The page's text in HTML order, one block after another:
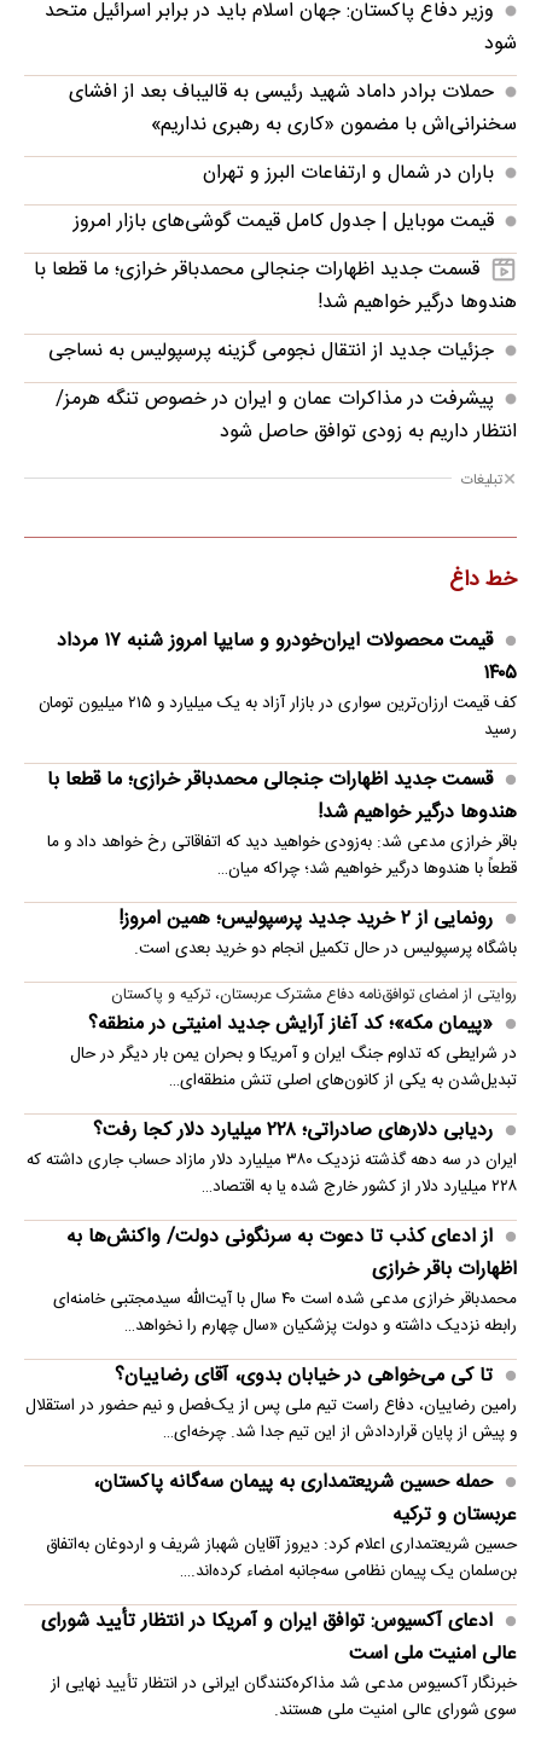
وزیر دفاع پاکستان: جهان اسلام باید در برابر اسرائیل متحد
شود
حملات برادر داماد شهید رئیسی به قالیباف بعد از افشای
سخنرانی‌اش با مضمون «کاری به رهبری نداریم»
باران در شمال و ارتفاعات البرز و تهران
قیمت موبایل‌ | جدول کامل قیمت گوشی‌های بازار امروز
قسمت جدید اظهارات جنجالی محمدباقر خرازی؛ ما قطعا با
هندوها درگیر خواهیم شد!
جزئیات جدید از انتقال نجومی گزینه پرسپولیس به نساجی
پیشرفت در مذاکرات عمان و ایران در خصوص تنگه هرمز/
انتظار داریم به زودی توافق حاصل شود
تبلیغات
خط داغ
قیمت محصولات ایران‌خودرو و سایپا امروز شنبه ۱۷ مرداد
۱۴۰۵
کف قیمت ارزان‌ترین سواری در بازار آزاد به یک میلیارد و ۲۱۵ میلیون تومان
رسید
قسمت جدید اظهارات جنجالی محمدباقر خرازی؛ ما قطعا با
هندوها درگیر خواهیم شد!
باقر خرازی مدعی شد: به‌زودی خواهید دید که اتفاقاتی رخ خواهد داد و ما
قطعاً با هندوها درگیر خواهیم شد؛ چراکه میان…
رونمایی از ۲ خرید جدید پرسپولیس؛ همین امروز!
باشگاه پرسپولیس در حال تکمیل انجام دو خرید بعدی است.
روایتی از امضای توافق‌نامه دفاع مشترک عربستان، ترکیه و پاکستان
«پیمان مکه»؛ کد آغاز آرایش جدید امنیتی در منطقه؟
در شرایطی که تداوم جنگ ایران و آمریکا و بحران یمن بار دیگر در حال
تبدیل‌شدن به یکی از کانون‌های اصلی تنش منطقه‌ای…
ردیابی دلارهای صادراتی؛ ۲۲۸ میلیارد دلار کجا رفت؟
ایران در سه دهه گذشته نزدیک ۳۸۰ میلیارد دلار مازاد حساب جاری داشته که
۲۲۸ میلیارد دلار از کشور خارج شده یا به اقتصاد…
از ادعای کذب تا دعوت به سرنگونی دولت/ واکنش‌ها به
اظهارات باقر خرازی‌
محمدباقر خرازی مدعی شده است ۴۰ سال با آیت‌الله سیدمجتبی خامنه‌ای
رابطه نزدیک داشته و دولت پزشکیان «سال چهارم را نخواهد…
تا کی می‌خواهی در خیابان بدوی، آقای رضاییان؟
رامین رضاییان، دفاع راست تیم ملی پس از یک‌فصل و نیم حضور در استقلال
و پیش از پایان قراردادش از این تیم جدا شد. چرخه‌ای…
حمله حسین شریعتمداری به پیمان سه‌گانه پاکستان،
عربستان و ترکیه
حسین شریعتمداری اعلام کرد: دیروز آقایان شهباز شریف و اردوغان به‌اتفاق
بن‌سلمان یک پیمان نظامی سه‌جانبه امضاء کرده‌اند.…
ادعای آکسیوس: توافق ایران و آمریکا در انتظار تأیید شورای
عالی امنیت ملی است
خبرنگار آکسیوس مدعی شد مذاکره‌کنندگان ایرانی در انتظار تأیید نهایی از
سوی شورای عالی امنیت ملی هستند.